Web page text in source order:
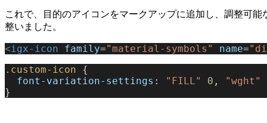
これで、目的のアイコンをマークアップに追加し、調整可
整いました。
<igx-icon family="material-symbols" name=
.custom-icon {
  font-variation-settings
: "FILL" 0 , "wght"
}